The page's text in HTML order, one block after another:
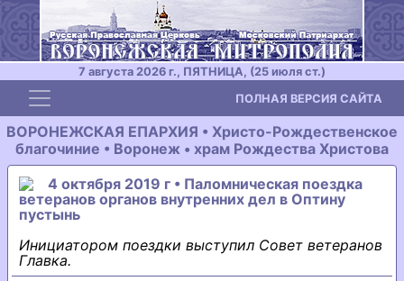
7 августа 2026 г., ПЯТНИЦА, (25 июля ст.)
Toggle navigation ПОЛНАЯ ВЕРСИЯ САЙТА
ВОРОНЕЖСКАЯ ЕПАРХИЯ • Христо-Рождественское
благочиние • Воронеж • храм Рождества Христова
4 октября 2019 г • Паломническая поездка
ветеранов органов внутренних дел в Оптину
пустынь
Инициатором поездки выступил Совет ветеранов
Главка.